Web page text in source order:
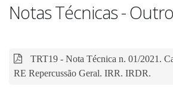
Notas Técnicas -
TRT19 - Nota Técnica n. 01/2021.
RE Repercussão Geral. IRR. IRDR.